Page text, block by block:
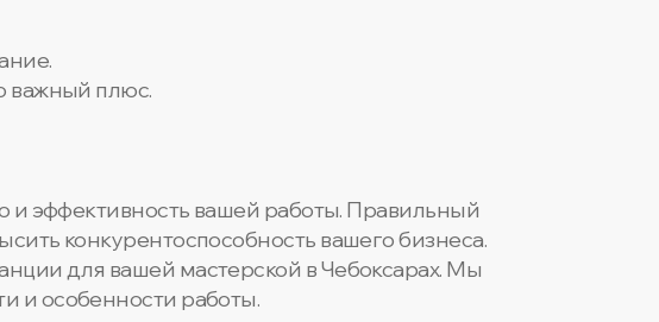
важный плюс.
и эффективность вашей работы. Правильный
конкурентоспособность вашего бизнеса.
для вашей мастерской в Чебоксарах. Мы
и особенности работы.